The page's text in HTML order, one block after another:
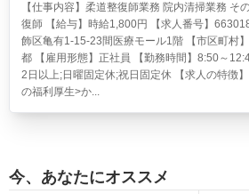
【仕事内容】柔道整復師業務 院内清掃業務 そ
復師 【給与】時給1,800円 【求人番号】
飾区亀有1-15-23間医療モール1階 【市区町村
都 【雇用形態】正社員 【勤務時間】8:50～
2日以上;日曜固定休;祝日固定休 【求人の特徴
の福利厚生>か...
今、あなたにオススメ